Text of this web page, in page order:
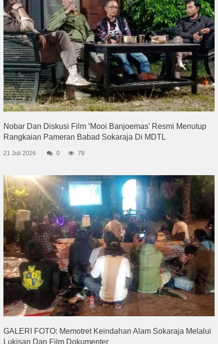
Nobar Dan Diskusi Film ‘Mooi Banjoemas’ Resmi Menutup
Rangkaian Pameran Babad Sokaraja Di MDTL
21 Juli 2026 0 78
GALERI FOTO: Memotret Keindahan Alam Sokaraja Melalui
Lukisan Dan Film Dokumenter